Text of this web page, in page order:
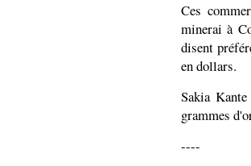
Ces
minerai à
disent
en dollars.
Sakia
grammes
----